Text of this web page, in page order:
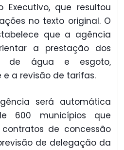
Executivo, que resultou
no texto original. O
que a agência
a prestação dos
de água e esgoto,
e a revisão de tarifas.
será automática
600 municípios que
de concessão
de delegação da